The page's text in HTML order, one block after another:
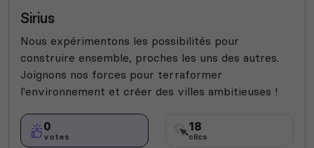
Sirius
Nous expérimentons les possibilités pour
construire ensemble, proches les uns des autres.
Joignons nos forces pour terraformer
l'environnement et créer des villes ambitieuses !
0
votes
18
clics